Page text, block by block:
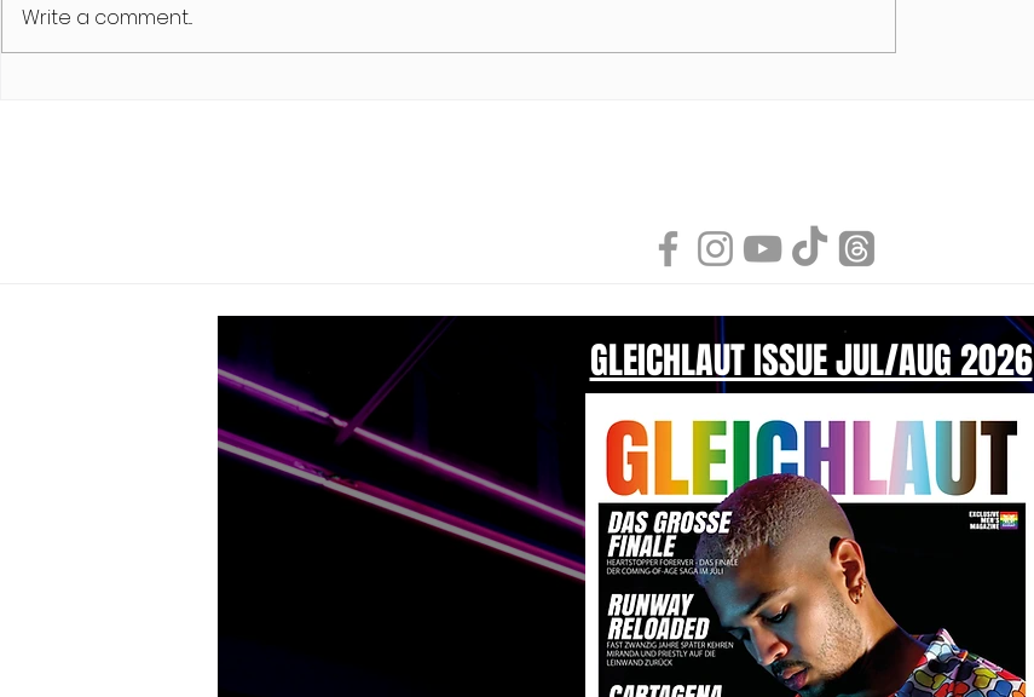
MODUS VIVENDI Air Bubble
Line
von MODUS VIVENDI
PEAQ
Write a comment...
GLEICHLAUT ISSUE JUL/AUG 2026